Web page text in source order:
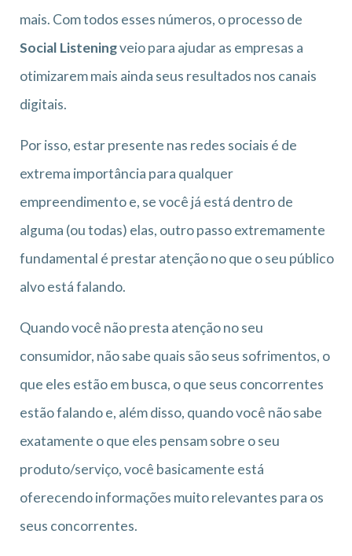
mais. Com todos esses números, o processo de
Social Listeningveio para ajudar as empresas a
otimizarem mais ainda seus resultados nos canais
digitais.
Por isso, estar presente nas redes sociais é de
extrema importância para qualquer
empreendimento e, se você já está dentro de
alguma (ou todas) elas, outro passo extremamente
fundamental é prestar atenção no que o seu público
alvo está falando.
Quando você não presta atenção no seu
consumidor, não sabe quais são seus sofrimentos, o
que eles estão em busca, o que seus concorrentes
estão falando e, além disso, quando você não sabe
exatamente o que eles pensam sobre o seu
produto/serviço, você basicamente está
oferecendo informações muito relevantes para os
seus concorrentes.